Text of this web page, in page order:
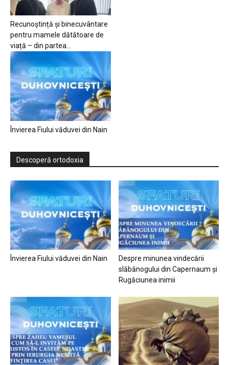
Recunoștință și binecuvântare
pentru mamele dătătoare de
viață – din partea...
Învierea Fiului văduvei din Nain
Descoperă ortodoxia
Învierea Fiului văduvei din Nain
Despre minunea vindecării
slăbănogului din Capernaum și
Rugăciunea inimii